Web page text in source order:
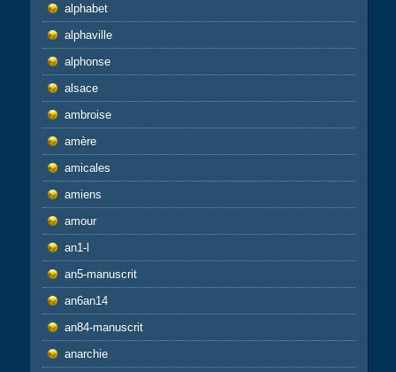
alphabet
alphaville
alphonse
alsace
ambroise
amère
amicales
amiens
amour
an1-l
an5-manuscrit
an6an14
an84-manuscrit
anarchie